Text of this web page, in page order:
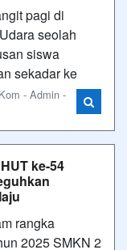
pagi di
seolah
siswa
sekadar ke
- Admin -
ke-54
rangka
2025 SMKN 2